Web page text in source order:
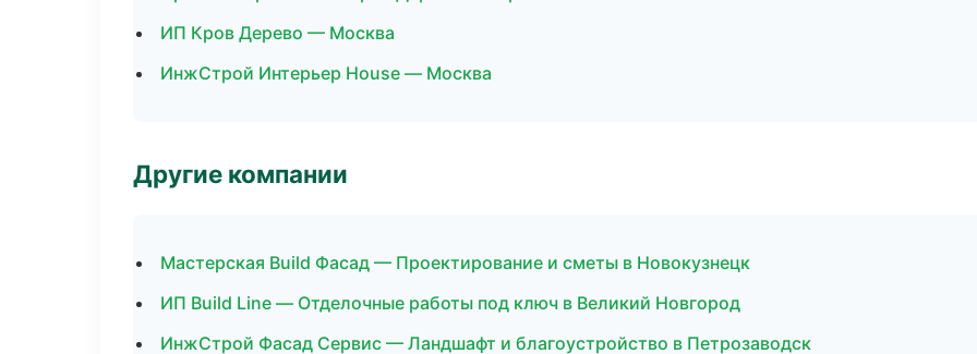
ИП Кров Дерево — Москва
ИнжСтрой Интерьер House — Москва
Другие компании
Мастерская Build Фасад — Проектирование и сметы в Новокузнецк
ИП Build Line — Отделочные работы под ключ в Великий Новгород
ИнжСтрой Фасад Сервис — Ландшафт и благоустройство в Петрозаводск